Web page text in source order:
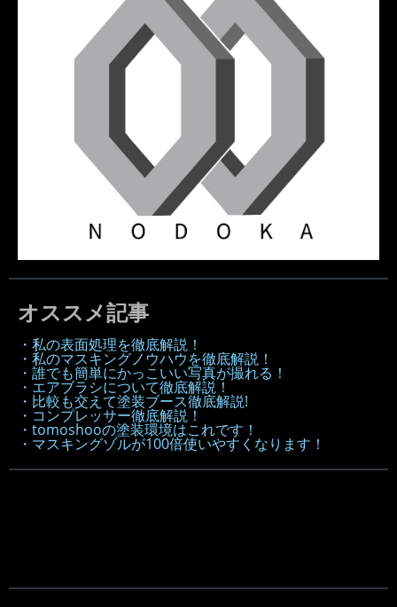
オススメ記事
・私の表面処理を徹底解説！
・私のマスキングノウハウを徹底解説！
・誰でも簡単にかっこいい写真が撮れる！
・エアブラシについて徹底解説！
・比較も交えて塗装ブース徹底解説!
・コンプレッサー徹底解説！
・tomoshooの塗装環境はこれです！
・マスキングゾルが100倍使いやすくなります！